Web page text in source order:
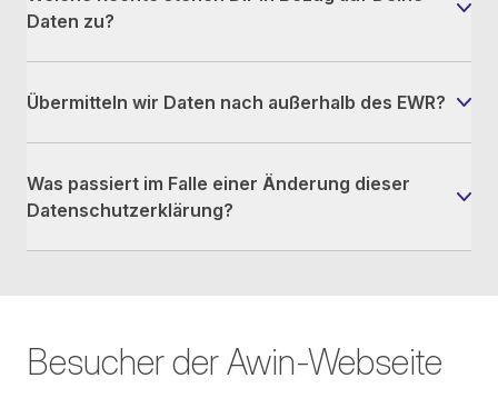
Daten zu?
Übermitteln wir Daten nach außerhalb des EWR?
Was passiert im Falle einer Änderung dieser
Datenschutzerklärung?
Besucher der Awin-Webseite